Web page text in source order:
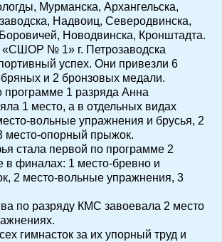
Мурманска, Архангельска,
Надвоиц, Северодвинска,
Новодвинска, Кронштадта.
«СШОР № 1» г. Петрозаводска
успех. Они привезли 6
и 2 бронзовых медали.
программе 1 разряда Анна
1 место, а в отдельных видах
вольные упражнения и брусья, 2
место-опорный прыжок.
стала первой по программе 2
в финалах: 1 место-бревно и
2 место-вольные упражнения, 3
по разряду КМС завоевала 2 место
гимнасток за их упорный труд и